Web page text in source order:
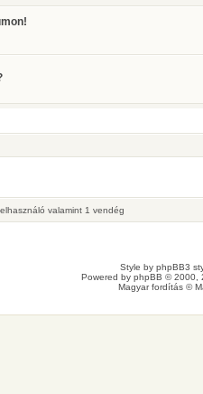
valamint 1 vendég
Style by phpBB3
Powered by phpBB © 2000,
Magyar fordítás ©